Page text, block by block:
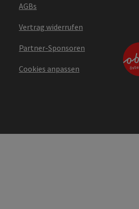
AGBs
Vertrag widerrufen
Partner-Sponsoren
Cookies anpassen